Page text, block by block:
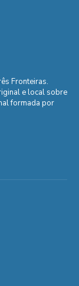
Fronteiras.
e local sobre
formada por